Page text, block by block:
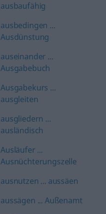
ausbaufähig
ausbedingen ...
Ausdünstung
auseinander ...
Ausgabebuch
Ausgabekurs ...
ausgleiten
ausgliedern ...
ausländisch
Ausläufer ...
Ausnüchterungszelle
ausnutzen ... aussäen
aussägen ... Außenamt